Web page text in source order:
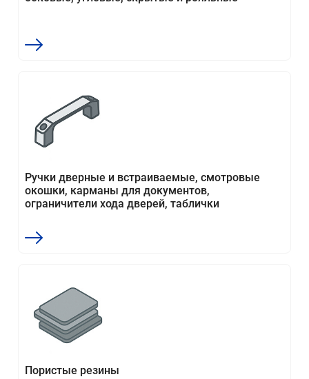
Ручки дверные и встраиваемые, смотровые
окошки, карманы для документов,
ограничители хода дверей, таблички
Пористые резины